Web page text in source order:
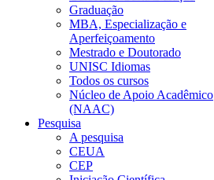
Graduação
MBA, Especialização e
Aperfeiçoamento
Mestrado e Doutorado
UNISC Idiomas
Todos os cursos
Núcleo de Apoio Acadêmico
(NAAC)
Pesquisa
A pesquisa
CEUA
CEP